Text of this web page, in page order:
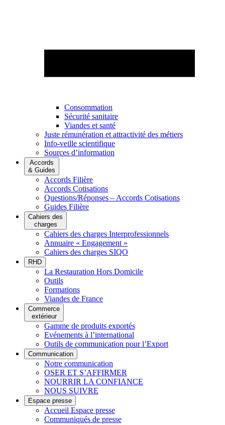
Consommation
Sécurité sanitaire
Viandes et santé
Juste rémunération et attractivité des métiers
Info-veille scientifique
Sources d’information
Accords
& Guides
Accords Filière
Accords Cotisations
Questions/Réponses – Accords Cotisations
Guides Filière
Cahiers des
charges
Cahiers des charges Interprofessionnels
Annuaire « Engagement »
Cahiers des charges SIQO
RHD
La Restauration Hors Domicile
Outils
Formations
Viandes de France
Commerce
extérieur
Gamme de produits exportés
Evénements à l’international
Outils de communication pour l’Export
Communication
Notre communication
OSER ET S’AFFIRMER
NOURRIR LA CONFIANCE
NOUS SUIVRE
Espace presse
Accueil Espace presse
Communiqués de presse